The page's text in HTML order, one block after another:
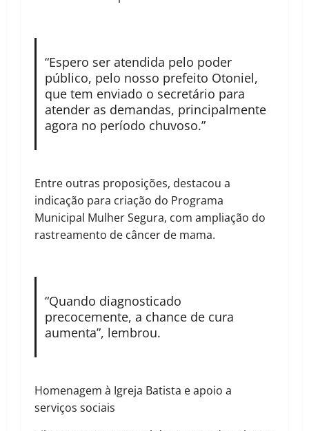
“Espero ser atendida pelo poder
público, pelo nosso prefeito Otoniel,
que tem enviado o secretário para
atender as demandas, principalmente
agora no período chuvoso.”
Entre outras proposições, destacou a
indicação para criação do Programa
Municipal Mulher Segura, com ampliação do
rastreamento de câncer de mama.
“Quando diagnosticado
precocemente, a chance de cura
aumenta”, lembrou.
Homenagem à Igreja Batista e apoio a
serviços sociais